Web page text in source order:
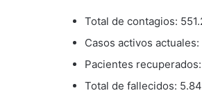
Total de contagios:
Casos activos actuales:
Pacientes
Total de fallecidos: